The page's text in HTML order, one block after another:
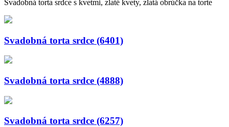
Svadobná torta srdce s kvetmi, zlaté kvety, zlatá obrúčka na torte
Svadobná torta srdce (6401)
Svadobná torta srdce (4888)
Svadobná torta srdce (6257)